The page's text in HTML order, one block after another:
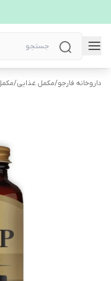
داروخانه فارجو/مکمل غذایی/